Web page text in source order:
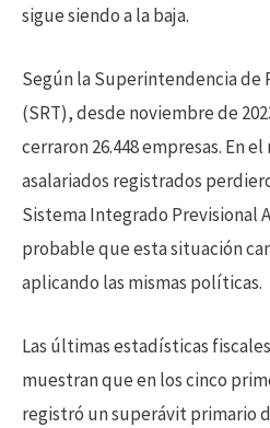
sigue siendo a la baja.
Según la Superintendencia de
(SRT), desde noviembre de
cerraron 26.448 empresas. En
asalariados registrados
Sistema Integrado Previsional
probable que esta situación
aplicando las mismas políticas.
Las últimas estadísticas
muestran que en los cinco
registró un superávit primario